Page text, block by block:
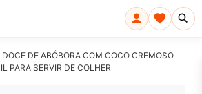
DOCE DE ABÓBORA COM COCO CREMOSO
PARA SERVIR DE COLHER